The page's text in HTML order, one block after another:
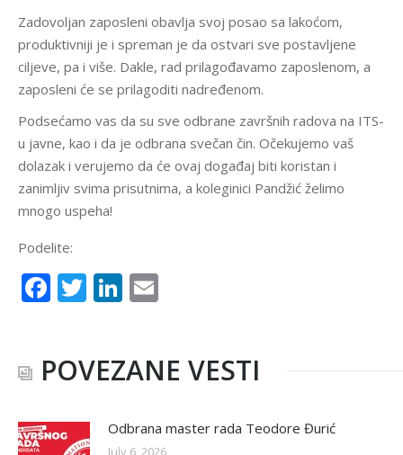
Zadovoljan zaposleni obavlja svoj posao sa lakoćom,
produktivniji je i spreman je da ostvari sve postavljene
ciljeve, pa i više. Dakle, rad prilagođavamo zaposlenom, a
zaposleni će se prilagoditi nadređenom.
Podsećamo vas da su sve odbrane završnih radova na ITS-
u javne, kao i da je odbrana svečan čin. Očekujemo vaš
dolazak i verujemo da će ovaj događaj biti koristan i
zanimljiv svima prisutnima, a koleginici Pandžić želimo
mnogo uspeha!
Podelite:
Facebook
TwitterLinkedIn
POVEZANE VESTI
Odbrana master rada Teodore Đurić
July 6, 2026